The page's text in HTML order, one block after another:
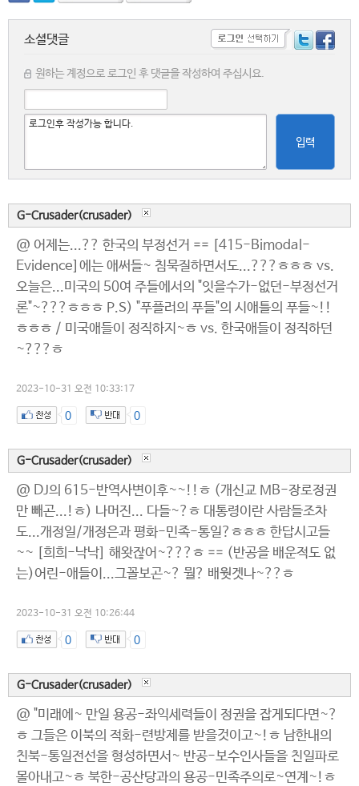
소셜댓글
원하는 계정으로 로그인 후 댓글을 작성하여 주십시요.
입력
G-Crusader(crusader)
@ 어제는...?? 한국의 부정선거 == [415-Bimodal-
Evidence]에는 애써들~ 침묵질하면서도...???ㅎㅎㅎ vs.
오늘은...미국의 50여 주들에서의 "잇을수가-없던-부정선거
론"~???ㅎㅎㅎ P.S) "푸플러의 푸들"의 시애틀의 푸들~!!
ㅎㅎㅎ / 미국애들이 정직하지~ㅎ vs. 한국애들이 정직하던
~???ㅎ
2023-10-31 오전 10:33:17
0 0
G-Crusader(crusader)
@ DJ의 615-반역사변이후~~!!ㅎ (개신교 MB-장로정권
만 빼곤...!ㅎ) 나머진... 다들~?ㅎ 대통령이란 사람들조차
도...개정일/개정은과 평화-민족-통일?ㅎㅎㅎ 한답시고들
~~ [희희-낙낙] 해왓잖어~???ㅎ == (반공을 배운적도 없
는)어린-애들이...그꼴보곤~? 뭘? 배웟겟나~??ㅎ
2023-10-31 오전 10:26:44
0 0
G-Crusader(crusader)
@ "미래에~ 만일 용공-좌익세력들이 정권을 잡게되다면~?
ㅎ 그들은 이북의 적화-련방제를 받을것이고~!ㅎ 남한내의
친북-통일전선을 형성하면서~ 반공-보수인사들을 친일파로
몰아내고~ㅎ 북한-공산당과의 용공-민족주의로~연계~!ㅎ